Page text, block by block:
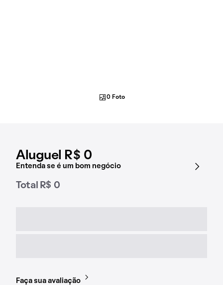
Aluguel R$ 0
Entenda se é um bom negócio
Total R$ 0
Faça sua avaliação
0 Foto